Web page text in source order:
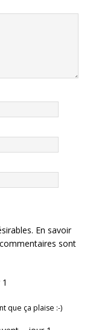
En savoir
sont
que ça plaise :-)